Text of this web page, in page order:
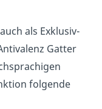
als Exklusiv-
Gatter
folgende